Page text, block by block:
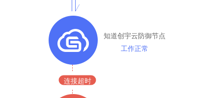
知道创宇云防御节点
工作正常
连接超时